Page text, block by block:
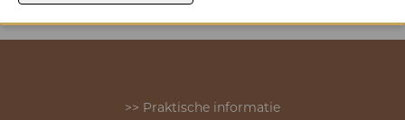
>> Praktische informatie